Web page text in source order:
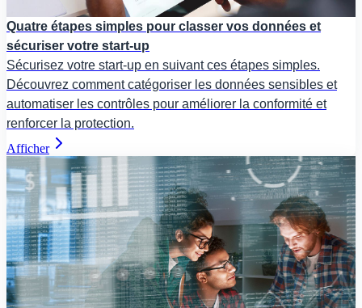
Quatre étapes simples pour classer vos données et
sécuriser votre start-up
Sécurisez votre start-up en suivant ces étapes simples.
Découvrez comment catégoriser les données sensibles et
automatiser les contrôles pour améliorer la conformité et
renforcer la protection.
Afficher